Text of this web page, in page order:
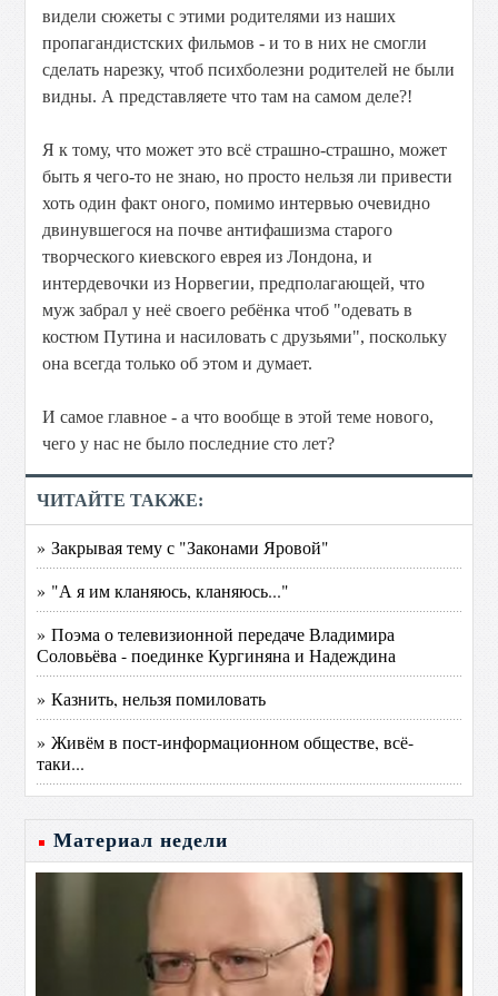
видели сюжеты с этими родителями из наших
пропагандистских фильмов - и то в них не смогли
сделать нарезку, чтоб психболезни родителей не были
видны. А представляете что там на самом деле?!
Я к тому, что может это всё страшно-страшно, может
быть я чего-то не знаю, но просто нельзя ли привести
хоть один факт оного, помимо интервью очевидно
двинувшегося на почве антифашизма старого
творческого киевского еврея из Лондона, и
интердевочки из Норвегии, предполагающей, что
муж забрал у неё своего ребёнка чтоб "одевать в
костюм Путина и насиловать с друзьями", поскольку
она всегда только об этом и думает.
И самое главное - а что вообще в этой теме нового,
чего у нас не было последние сто лет?
ЧИТАЙТЕ ТАКЖЕ:
» Закрывая тему с "Законами Яровой"
» "А я им кланяюсь, кланяюсь..."
» Поэма о телевизионной передаче Владимира
Соловьёва - поединке Кургиняна и Надеждина
» Казнить, нельзя помиловать
» Живём в пост-информационном обществе, всё-
таки...
Материал недели